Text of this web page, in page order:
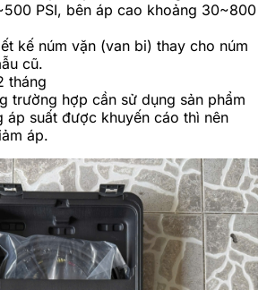
PSI, bên áp cao khoảng 30~800
kế núm vặn (van bi) thay cho núm
cũ.
tháng
trường hợp cần sử dụng sản phẩm
áp suất được khuyến cáo thì nên
áp.